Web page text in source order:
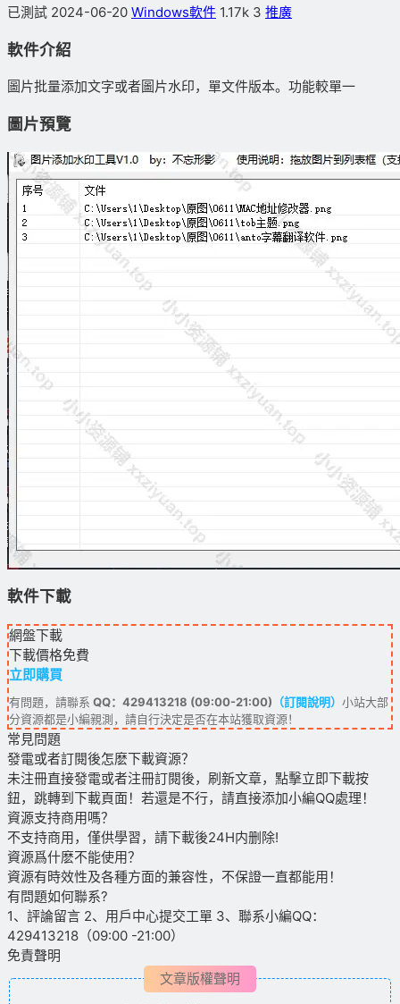
已測試 2024-06-20 Windows軟件 1.17k 3 推廣
軟件介紹
圖片批量添加文字或者圖片水印，單文件版本。功能較單一
圖片預覽
軟件下載
網盤下載
下載價格免費
立即購買
有問題，請聯系 QQ：429413218 (09:00-21:00) （訂閱說明） 小站大部
分資源都是小編親測，請自行決定是否在本站獲取資源！
常見問題
發電或者訂閱後怎麽下載資源？
未注冊直接發電或者注冊訂閱後，刷新文章，點擊立即下載按
鈕，跳轉到下載頁面！若還是不行，請直接添加小編QQ處理！
資源支持商用嗎？
不支持商用，僅供學習，請下載後24H内删除!
資源爲什麽不能使用？
資源有時效性及各種方面的兼容性，不保證一直都能用！
有問題如何聯系?
1、評論留言 2、用戶中心提交工單 3、聯系小編QQ：
429413218（09:00 -21:00）
免責聲明
文章版權聲明